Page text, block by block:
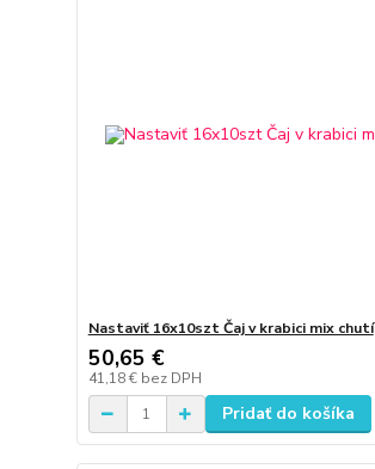
Nastaviť 16x10szt Čaj v krabici mix chutí
50,65 €
41,18 € bez DPH
Pridať do košíka